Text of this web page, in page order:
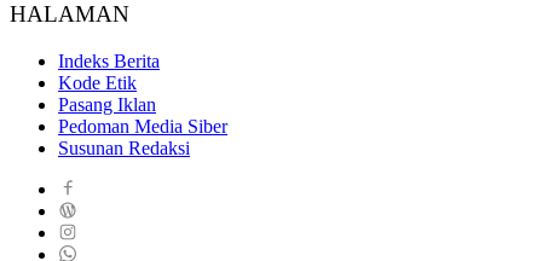
HALAMAN
Indeks Berita
Kode Etik
Pasang Iklan
Pedoman Media Siber
Susunan Redaksi